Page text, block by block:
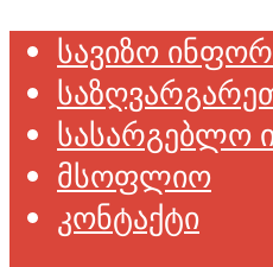
სავიზო
სასარგებლო
მსოფლიო
კონტაქტი